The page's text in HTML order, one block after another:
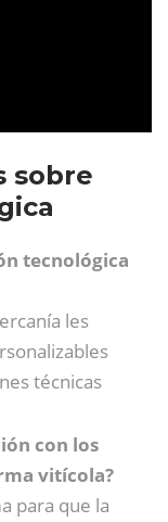
sobre
tecnológica
les
técnicas
con los
vitícola?
para que la